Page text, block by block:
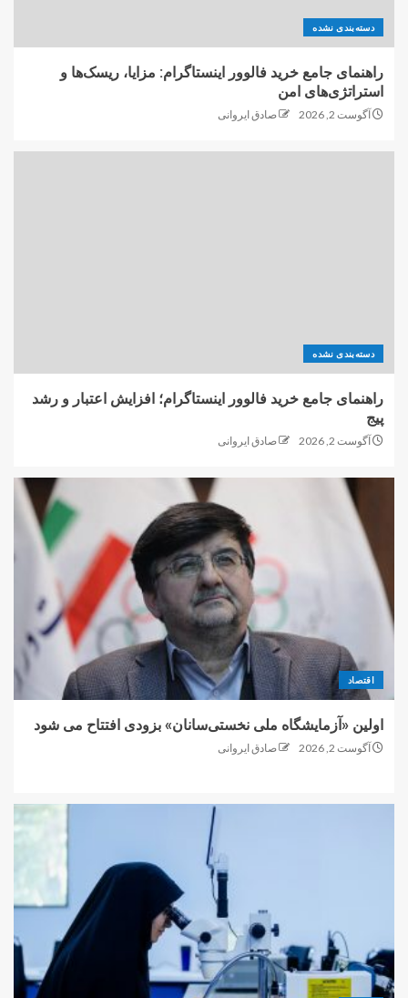
دسته‌بندی نشده
راهنمای جامع خرید فالوور اینستاگرام: مزایا، ریسک‌ها و
استراتژی‌های امن
آگوست 2, 2026 صادق ایروانی
دسته‌بندی نشده
راهنمای جامع خرید فالوور اینستاگرام؛ افزایش اعتبار و رشد
پیج
آگوست 2, 2026 صادق ایروانی
اقتصاد
اولین «آزمایشگاه ملی نخستی‌سانان» بزودی افتتاح می شود
آگوست 2, 2026 صادق ایروانی